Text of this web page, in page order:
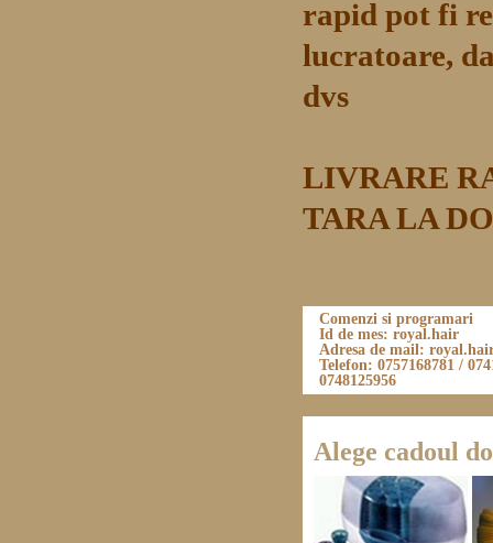
rapid pot fi
lucratoare,
dvs
LIVRARE
TARA LA
Comenzi si programari
Id de mes: royal.hair
Adresa de mail:
Telefon: 0757168781 /
0748125956
Alege cadoul